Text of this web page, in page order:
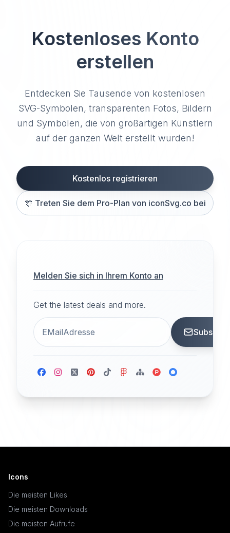
Kostenloses Konto
erstellen
Entdecken Sie Tausende von kostenlosen
SVG-Symbolen, transparenten Fotos, Bildern
und Symbolen, die von großartigen Künstlern
auf der ganzen Welt erstellt wurden!
Kostenlos registrieren
🎊 Treten Sie dem Pro-Plan von iconSvg.co bei
Melden Sie sich in Ihrem Konto an
Get the latest deals and more.
Icons
Die meisten Likes
Die meisten Downloads
Die meisten Aufrufe